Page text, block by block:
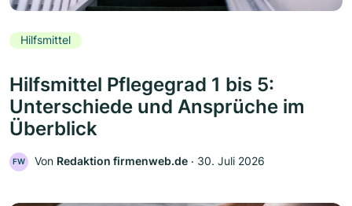
Hilfsmittel
Hilfsmittel Pflegegrad 1 bis 5:
Unterschiede und Ansprüche im
Überblick
FW Von Redaktion firmenweb.de ‧ 30. Juli 2026